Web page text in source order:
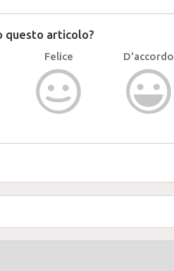
questo articolo?
Felice D'accordo